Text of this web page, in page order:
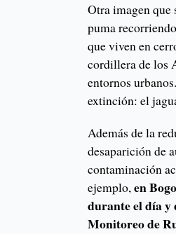
Otra imagen
puma
que viven en
cordillera de los
entornos
extinción: el
Además de la
desaparición de
contaminación
ejemplo,en
durante el día y
Monitoreo de